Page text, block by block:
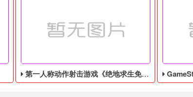
第一人称动作射击游戏《绝地求生免费辅助》今日登陆主机平台 GameStop